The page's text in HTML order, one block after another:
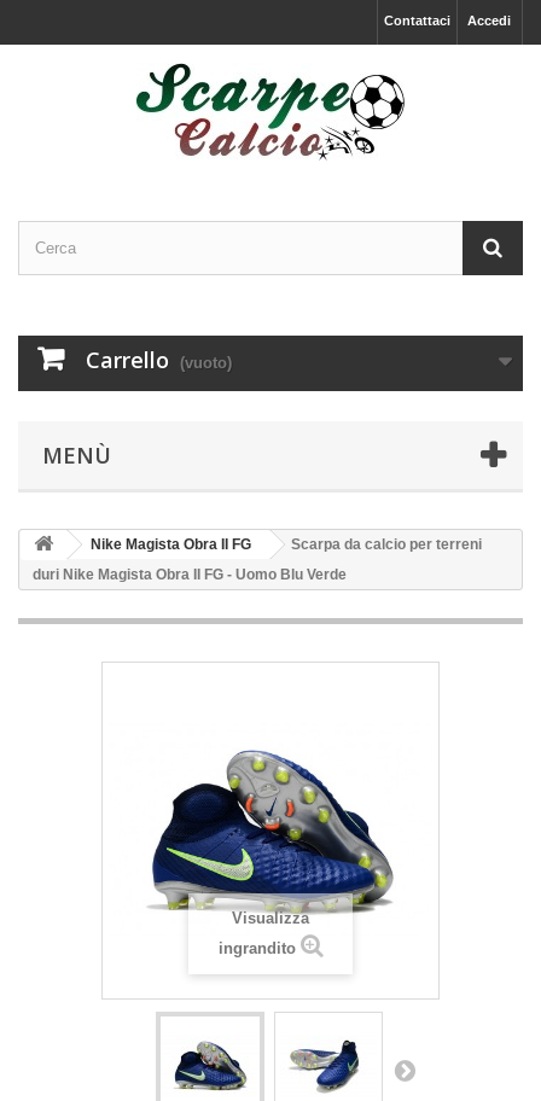
Accedi
Contattaci
Carrello (vuoto)
MENÙ
Nike Magista Obra II FG
Scarpa da calcio per terreni
duri Nike Magista Obra II FG - Uomo Blu Verde
Visualizza
ingrandito